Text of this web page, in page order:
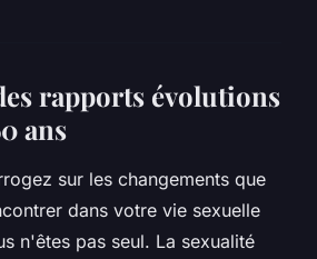
rapports évolutions
ans
sur les changements que
dans votre vie sexuelle
n'êtes pas seul. La sexualité